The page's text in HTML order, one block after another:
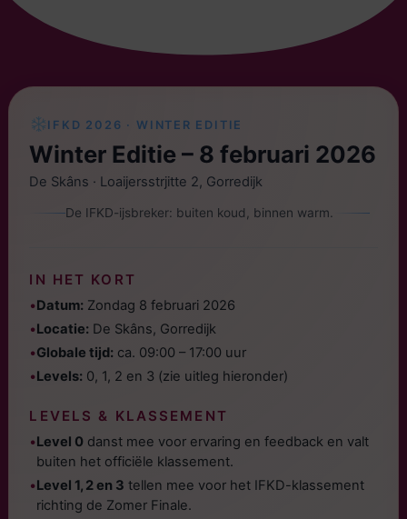
IFKD 2026 · WINTER EDITIE
Winter Editie – 8 februari 2026
De Skâns · Loaijersstrjitte 2, Gorredijk
De IFKD-ijsbreker: buiten koud, binnen warm.
IN HET KORT
•Datum: Zondag 8 februari 2026
•Locatie: De Skâns, Gorredijk
•Globale tijd: ca. 09:00 – 17:00 uur
•Levels: 0, 1, 2 en 3 (zie uitleg hieronder)
LEVELS & KLASSEMENT
•Level 0 danst mee voor ervaring en feedback en valt
buiten het officiële klassement.
•Level 1, 2 en 3 tellen mee voor het IFKD-klassement
richting de Zomer Finale.